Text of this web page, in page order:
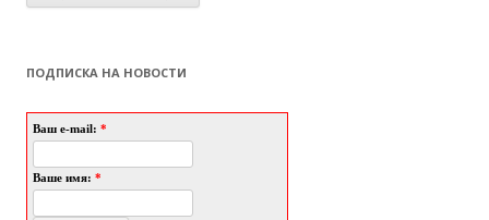
ПОДПИСКА НА НОВОСТИ
Ваш e-mail: *
Ваше имя: *